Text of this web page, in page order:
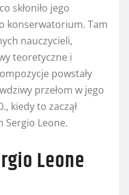
skłoniło jego
konserwatorium. Tam
nauczycieli,
teoretyczne i
powstały
przełom w jego
kiedy to zaczął
Sergio Leone.
Leone